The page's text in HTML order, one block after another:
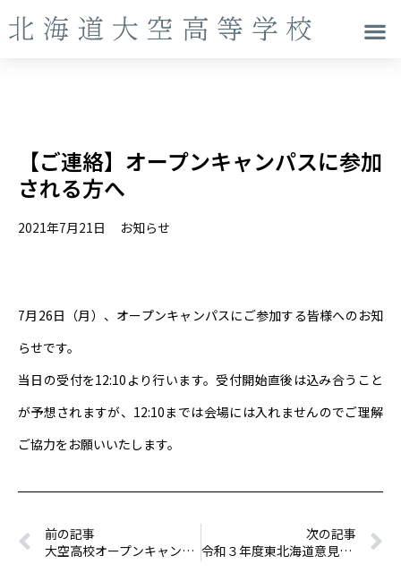
【ご連絡】オープンキャンパスに参加
される方へ
2021年7月21日 お知らせ
7月26日（月）、オープンキャンパスにご参加する皆様へのお知
らせです。
当日の受付を12:10より行います。受付開始直後は込み合うこと
が予想されますが、12:10までは会場には入れませんのでご理解
ご協力をお願いいたします。
前の記事
大空高校オープンキャンパス参加予定の皆様へ
次の記事
令和３年度東北海道意見発表大会全分野入賞！（うち２つ最優秀賞）